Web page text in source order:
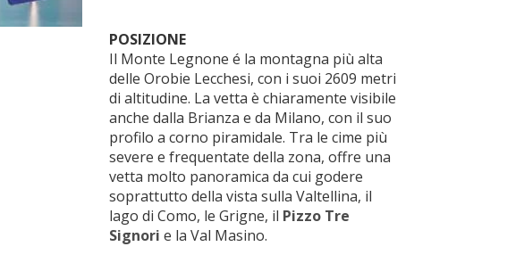
POSIZIONE
Il Monte Legnone é la montagna più alta
delle Orobie Lecchesi, con i suoi 2609 metri
di altitudine. La vetta è chiaramente visibile
anche dalla Brianza e da Milano, con il suo
profilo a corno piramidale. Tra le cime più
severe e frequentate della zona, offre una
vetta molto panoramica da cui godere
soprattutto della vista sulla Valtellina, il
lago di Como, le Grigne, il Pizzo Tre
Signori e la Val Masino.